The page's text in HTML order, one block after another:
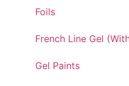
Foils
French Line Gel
Gel Paints